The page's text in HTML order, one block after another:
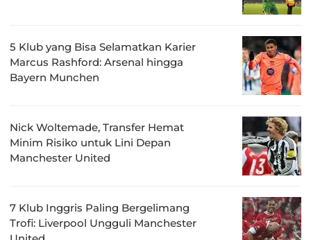
5 Klub yang Bisa Selamatkan Karier
Marcus Rashford: Arsenal hingga
Bayern Munchen
Nick Woltemade, Transfer Hemat
Minim Risiko untuk Lini Depan
Manchester United
7 Klub Inggris Paling Bergelimang
Trofi: Liverpool Ungguli Manchester